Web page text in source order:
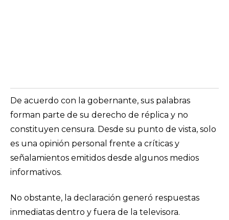
De acuerdo con la gobernante, sus palabras
forman parte de su derecho de réplica y no
constituyen censura. Desde su punto de vista, solo
es una opinión personal frente a críticas y
señalamientos emitidos desde algunos medios
informativos.
No obstante, la declaración generó respuestas
inmediatas dentro y fuera de la televisora.